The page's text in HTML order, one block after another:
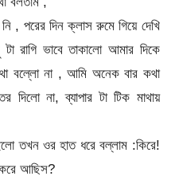
পরের দিন ক্লাস রুমে গিয়ে দেখি
রাগি ভাবে তাকালো আমার দিকে
বল্লো না , আমি অনেক বার কথা
দিলো না, ব্যাপার টা টিক মাথায়
তখন ওর হাত ধরে বল্লাম :কিরে!
আছিস?